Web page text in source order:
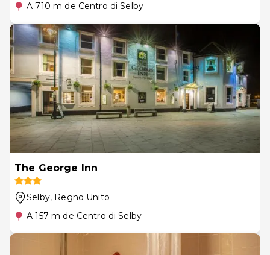
A 710 m de Centro di Selby
The George Inn
Selby, Regno Unito
A 157 m de Centro di Selby